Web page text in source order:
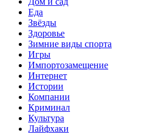
Еда
Звёзды
Здоровье
Зимние виды спорта
Игры
Импортозамещение
Интернет
Истории
Компании
Криминал
Культура
Лайфхаки